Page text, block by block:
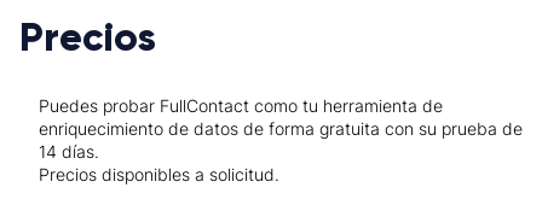
Precios
Puedes probar FullContact como tu herramienta de
enriquecimiento de datos de forma gratuita con su prueba de
14 días.
Precios disponibles a solicitud.